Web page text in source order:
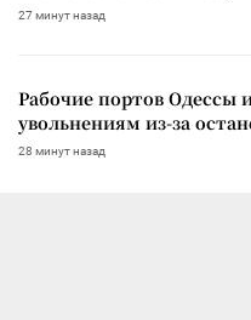
27 минут назад
Рабочие портов Одессы
увольнениям из-за
28 минут назад